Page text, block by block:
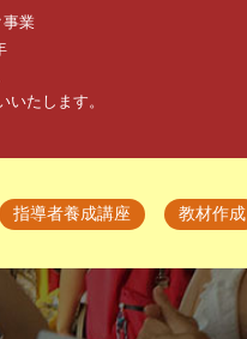
業
たします。
指導者養成講座 教材作成